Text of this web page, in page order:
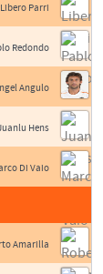
Libero Parri
Redondo
Angulo
Hens
Di Vaio
Amarilla